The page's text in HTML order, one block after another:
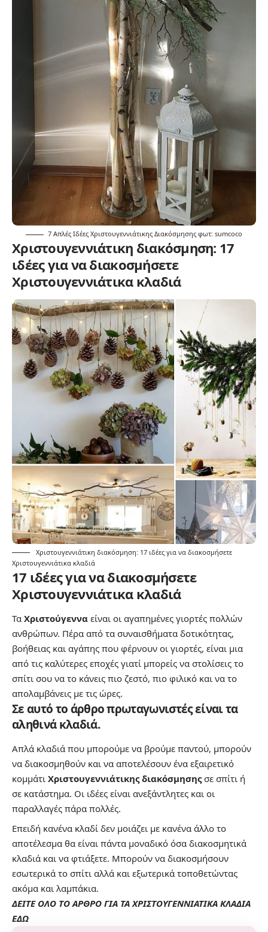
7 Απλές Ιδέες Χριστουγεννιάτικης Διακόσμησης φωτ: sumcoco
Χριστουγεννιάτικη διακόσμηση: 17
ιδέες για να διακοσμήσετε
Χριστουγεννιάτικα κλαδιά
Χριστουγεννιάτικη διακόσμηση: 17 ιδέες για να διακοσμήσετε
Χριστουγεννιάτικα κλαδιά
17 ιδέες για να διακοσμήσετε
Χριστουγεννιάτικα κλαδιά
Τα Χριστούγεννα είναι οι αγαπημένες γιορτές πολλών
ανθρώπων. Πέρα από τα συναισθήματα δοτικότητας,
βοήθειας και αγάπης που φέρνουν οι γιορτές, είναι μια
από τις καλύτερες εποχές γιατί μπορείς να στολίσεις το
σπίτι σου να το κάνεις πιο ζεστό, πιο φιλικό και να το
απολαμβάνεις με τις ώρες.
Σε αυτό το άρθρο πρωταγωνιστές είναι τα
αληθινάκλαδιά.
Απλά κλαδιά που μπορούμε να βρούμε παντού, μπορούν
να διακοσμηθούν και να αποτελέσουν ένα εξαιρετικό
κομμάτι Χριστουγεννιάτικης διακόσμησηςσε σπίτι ή
σε κατάστημα. Οι ιδέες είναι ανεξάντλητες και οι
παραλλαγές πάρα πολλές.
Επειδή κανένα κλαδί δεν μοιάζει με κανένα άλλο το
αποτέλεσμα θα είναι πάντα μοναδικό όσα διακοσμητικά
κλαδιά και να φτιάξετε. Μπορούν να διακοσμήσουν
εσωτερικά το σπίτι αλλά και εξωτερικά τοποθετώντας
ακόμα και λαμπάκια.
ΔΕΙΤΕ ΟΛΟ ΤΟ ΑΡΘΡΟ ΓΙΑ ΤΑ ΧΡΙΣΤΟΥΓΕΝΝΙΑΤΙΚΑ ΚΛΑΔΙΑ
ΕΔΩ